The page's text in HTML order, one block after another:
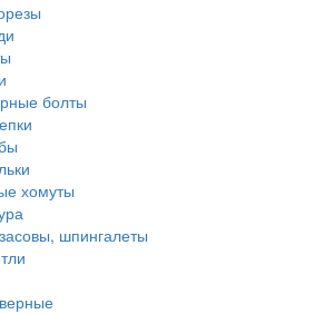
болты
хомуты
шпингалеты